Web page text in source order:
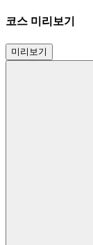
코스 미리보기
미리보기